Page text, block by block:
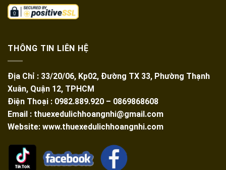
THÔNG TIN LIÊN HỆ
Địa Chỉ : 33/20/06, Kp02, Đường TX 33, Phường Thạnh
Xuân, Quận 12, TPHCM
Điện Thoại : 0982.889.920 – 0869868608
Email : thuexedulichhoangnhi@gmail.com
Website: www.thuexedulichhoangnhi.com